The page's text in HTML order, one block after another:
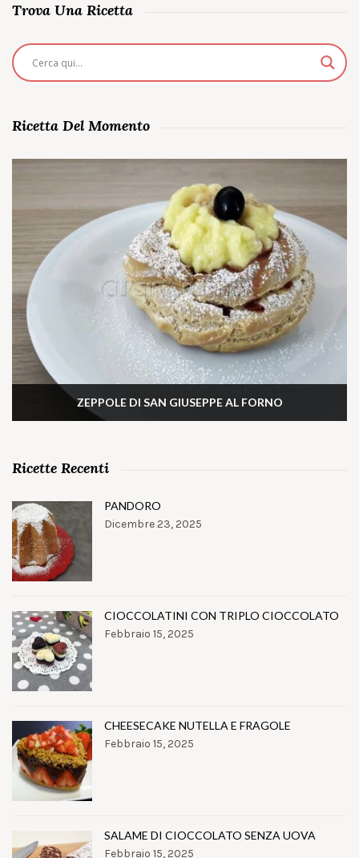
Trova Una Ricetta
Ricetta Del Momento
ZEPPOLE DI SAN GIUSEPPE AL FORNO
Ricette Recenti
PANDORO
Dicembre 23, 2025
CIOCCOLATINI CON TRIPLO CIOCCOLATO
Febbraio 15, 2025
CHEESECAKE NUTELLA E FRAGOLE
Febbraio 15, 2025
SALAME DI CIOCCOLATO SENZA UOVA
Febbraio 15, 2025